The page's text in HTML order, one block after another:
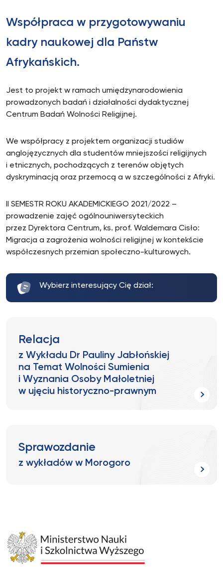
Współpraca w przygotowywaniu
kadry naukowej dla Państw
Afrykańskich.
Jest to projekt w ramach umiędzynarodowienia
prowadzonych badań i działalności dydaktycznej
Centrum Badań Wolności Religijnej.
We współpracy z projektem organizacji studiów
anglojęzycznych dla studentów mniejszości religijnych
i etnicznych, pochodzących z terenów objętych
dyskryminacją oraz przemocą a w szczególności z Afryki.
II SEMESTR ROKU AKADEMICKIEGO 2021/2022 –
prowadzenie zajęć ogólnouniwersyteckich
przez Dyrektora Centrum, ks. prof. Waldemara Cisło:
Migracja a zagrożenia wolności religijnej w kontekście
współczesnych przemian społeczno-kulturowych.
Wybierz interesujący Cię dział:
Relacja
z Wykładu Dr Pauliny Jabłońskiej
na Temat Wolności Sumienia
i Wyznania Osoby Małoletniej
w ujęciu historyczno-prawnym
Sprawozdanie
z wykładów w Morogoro